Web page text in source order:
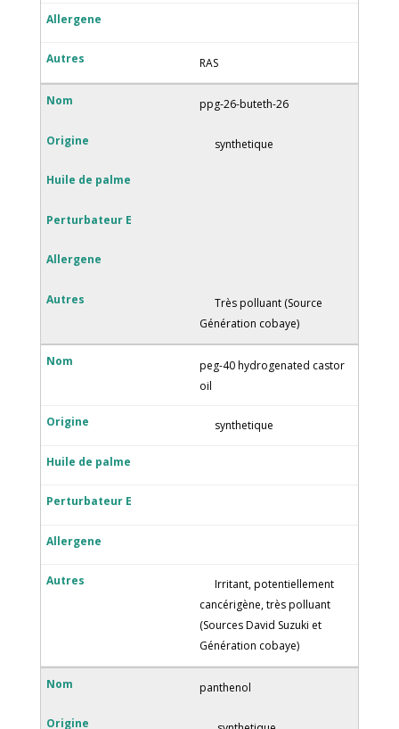
RAS
ppg-26-buteth-26
synthetique
Très polluant (Source
Génération cobaye)
peg-40 hydrogenated castor
oil
synthetique
Irritant, potentiellement
cancérigène, très polluant
(Sources David Suzuki et
Génération cobaye)
panthenol